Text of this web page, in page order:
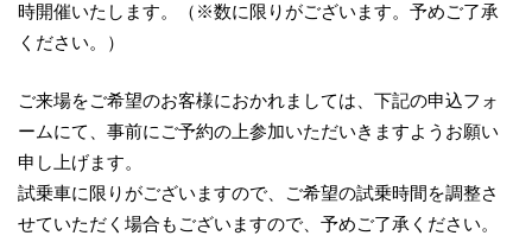
時開催いたします。（※数に限りがございます。予めご了承
ください。）
ご来場をご希望のお客様におかれましては、下記の申込フォ
ームにて、事前にご予約の上参加いただいきますようお願い
申し上げます。
試乗車に限りがございますので、ご希望の試乗時間を調整さ
せていただく場合もございますので、予めご了承ください。